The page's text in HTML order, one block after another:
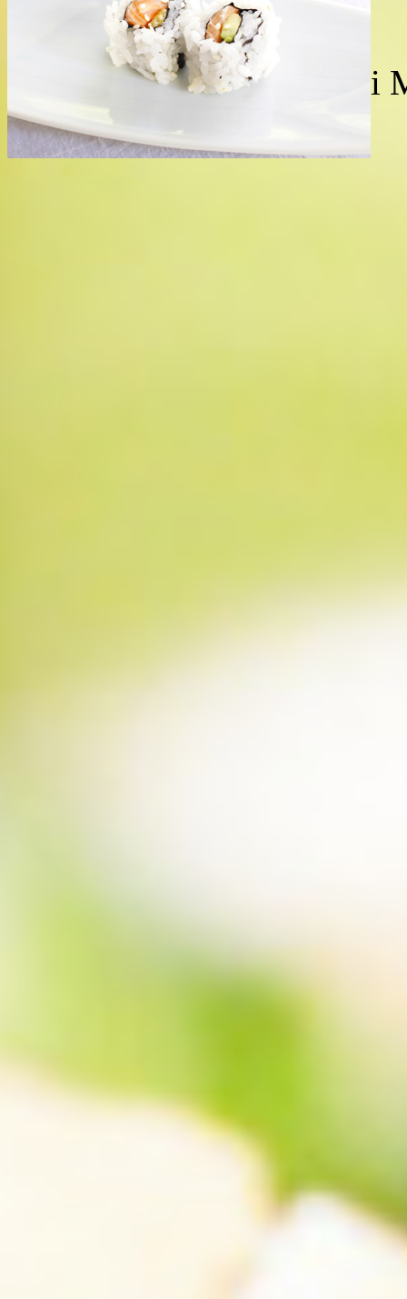
6 pièces d’Anguilles grillées
NEGI TORO MAKI
6 pièces de Thon gras*
Copyright (C) 2026 Sushi